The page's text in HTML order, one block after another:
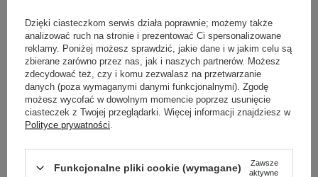
The Ordinary - Natural
The Ordinary - 100%
Dzięki ciasteczkom serwis działa poprawnie; możemy także
analizować ruch na stronie i prezentować Ci spersonalizowane
reklamy. Poniżej możesz sprawdzić, jakie dane i w jakim celu są
zbierane zarówno przez nas, jak i naszych partnerów. Możesz
zdecydować też, czy i komu zezwalasz na przetwarzanie
danych (poza wymaganymi danymi funkcjonalnymi). Zgodę
możesz wycofać w dowolnym momencie poprzez usunięcie
ciasteczek z Twojej przeglądarki. Więcej informacji znajdziesz w
Polityce prywatności
Funkcjonalne pliki cookie (wymagane)
Zawsze
aktywne